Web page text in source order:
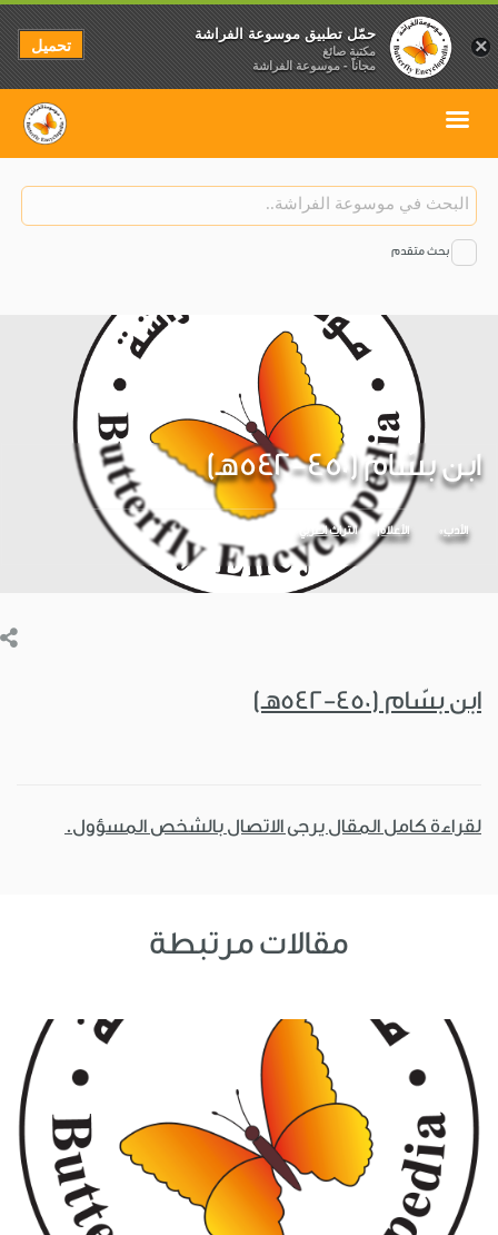
بحث متقدم
ابن بسّام (450-542هـ)
الأدب الأعلام التراث العربي
ابن بسّام (450-542هـ)
لقراءة كامل المقال يرجى الاتصال بالشخص المسؤول.
مقالات مرتبطة
×
حمّل تطبيق موسوعة الفراشة
مكتبة صائغ
مجاناً - موسوعة الفراشة
تحميل